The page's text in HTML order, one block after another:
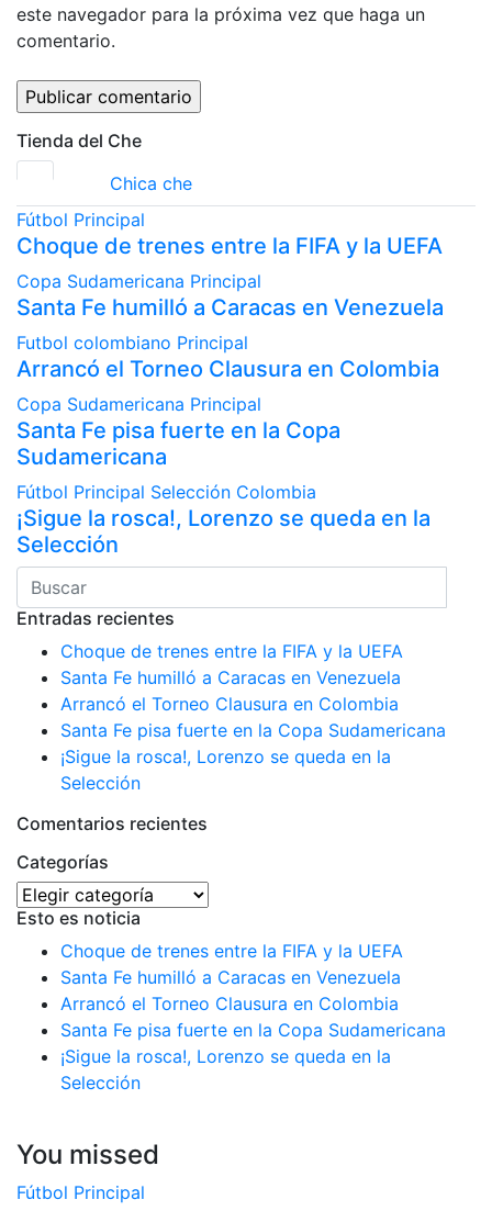
este navegador para la próxima vez que haga un
comentario.
Tienda del Che
Chica che
Fútbol Principal
Choque de trenes entre la FIFA y la UEFA
Copa Sudamericana Principal
Santa Fe humilló a Caracas en Venezuela
Futbol colombiano Principal
Arrancó el Torneo Clausura en Colombia
Copa Sudamericana Principal
Santa Fe pisa fuerte en la Copa
Sudamericana
Fútbol Principal Selección Colombia
¡Sigue la rosca!, Lorenzo se queda en la
Selección
Entradas recientes
Choque de trenes entre la FIFA y la UEFA
Santa Fe humilló a Caracas en Venezuela
Arrancó el Torneo Clausura en Colombia
Santa Fe pisa fuerte en la Copa Sudamericana
¡Sigue la rosca!, Lorenzo se queda en la
Selección
Comentarios recientes
Categorías
Categorías
Esto es noticia
Choque de trenes entre la FIFA y la UEFA
Santa Fe humilló a Caracas en Venezuela
Arrancó el Torneo Clausura en Colombia
Santa Fe pisa fuerte en la Copa Sudamericana
¡Sigue la rosca!, Lorenzo se queda en la
Selección
You missed
Fútbol Principal